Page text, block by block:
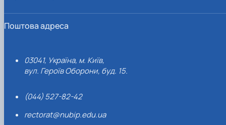
Поштова адреса
03041, Україна, м. Київ,
вул. Героїв Оборони, буд. 15.
(044) 527-82-42
rectorat@nubip.edu.ua